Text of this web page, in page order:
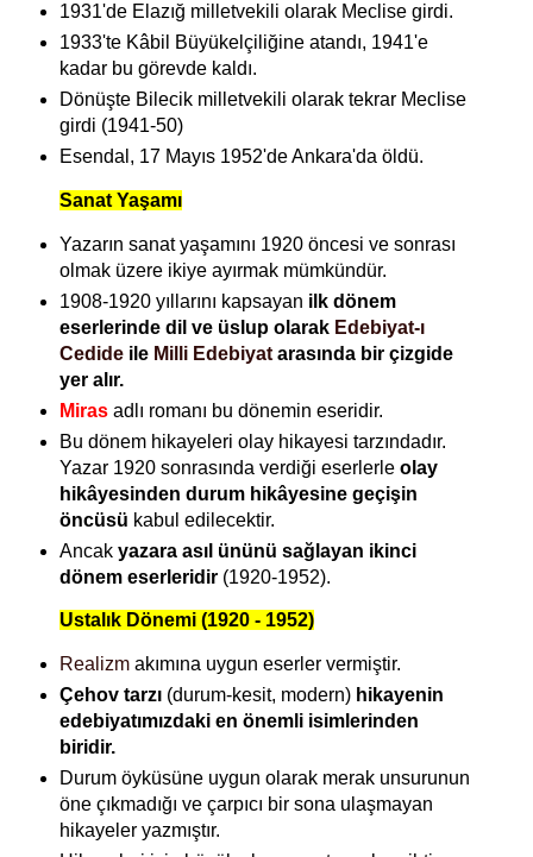
1931'de Elazığ milletvekili olarak Meclise girdi.
1933'te Kâbil Büyükelçiliğine atandı, 1941'e
kadar bu görevde kaldı.
Dönüşte Bilecik milletvekili olarak tekrar Meclise
girdi (1941-50)
Esendal, 17 Mayıs 1952'de Ankara'da öldü.
Sanat Yaşamı
Yazarın sanat yaşamını 1920 öncesi ve sonrası
olmak üzere ikiye ayırmak mümkündür.
1908-1920 yıllarını kapsayan ilk dönem
eserlerinde dil ve üslup olarak Edebiyat-ı
Cedideile Milli Edebiyatarasında bir çizgide
yer alır.
Mirasadlı romanı bu dönemin eseridir.
Bu dönem hikayeleri olay hikayesi tarzındadır.
Yazar 1920 sonrasında verdiği eserlerle olay
hikâyesinden durum hikâyesine geçişin
öncüsü kabul edilecektir.
Ancak yazara asıl ününü sağlayan ikinci
dönem eserleridir(1920-1952).
Ustalık Dönemi (1920 - 1952)
Realizmakımına uygun eserler vermiştir.
Çehov tarzı(durum-kesit, modern) hikayenin
edebiyatımızdaki en önemli isimlerinden
biridir.
Durum öyküsüne uygun olarak merak unsurunun
öne çıkmadığı ve çarpıcı bir sona ulaşmayan
hikayeler yazmıştır.